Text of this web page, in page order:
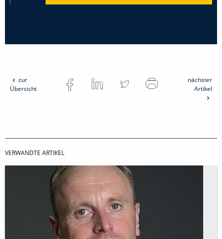
zur
Übersicht
nächster
Artikel
VERWANDTE ARTIKEL